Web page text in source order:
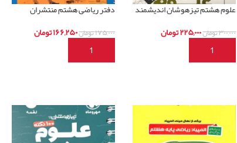
علوم هشتم تیزهوشان اندیشمند
۳۰۰,۰۰۰تومان۲۲۵,۰۰۰تومان
افزودن به سبد خرید
دفتر ریاضی هشتم منتشران
۱۷۵,۰۰۰تومان۱۶۶,۲۵۰تومان
افزودن به سبد خرید